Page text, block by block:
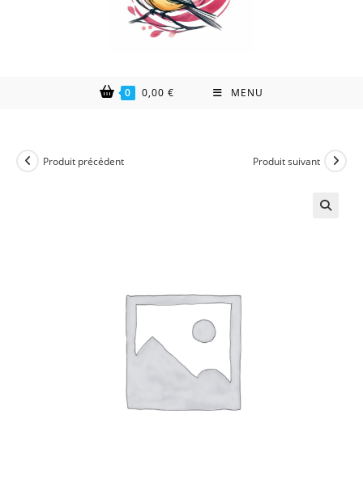
0 0,00 € MENU
Produit précédent Produit suivant